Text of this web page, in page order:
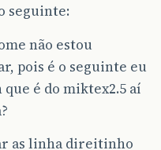
seguinte:
não estou
pois é o seguinte eu
é do miktex2.5 aí
as linha direitinho